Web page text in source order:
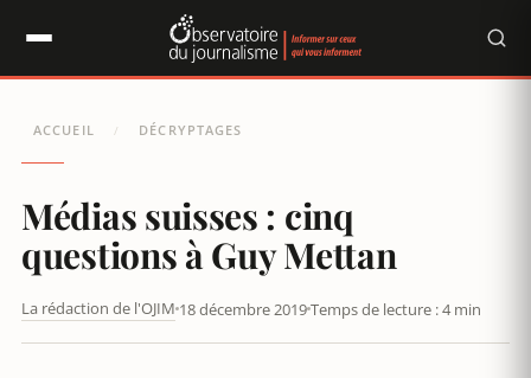
ACCUEIL / DÉCRYPTAGES
Médias suisses : cinq
questions à Guy Mettan
La rédaction de l'OJIM 18 décembre 2019Temps de lecture : 4 min
Panneau de gestion des cookies